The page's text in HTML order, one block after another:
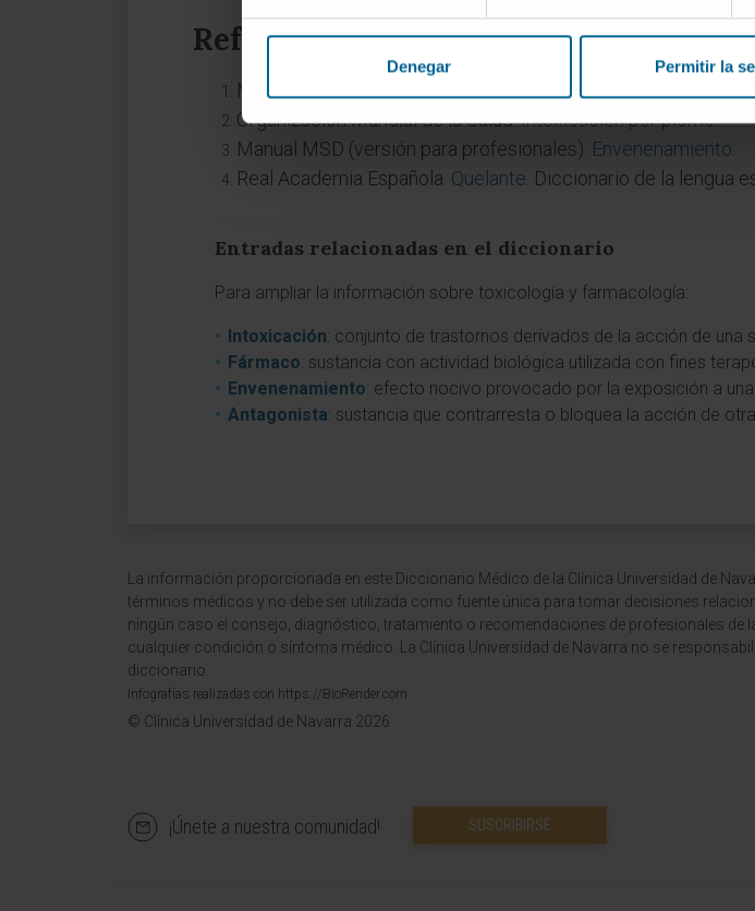
Denegar Permitir la
Referencias
MedlinePlus en español. Intoxicación con plomo
Organización Mundial de la Salud.Intoxicación por plomo.
Manual MSD (versión para profesionales). Envenenamiento
Real Academia Española. Quelante . Diccionario de la lengua
Entradas relacionadas en el diccionario
Para ampliar la información sobre toxicología y farmacología:
Intoxicación: conjunto de trastornos derivados de la acción de una
Fármaco: sustancia con actividad biológica utilizada con fines
Envenenamiento: efecto nocivo provocado por la exposición a
Antagonista: sustancia que contrarresta o bloquea la acción de
La información proporcionada en este Diccionario Médico de la Clínica Universidad de
términos médicos y no debe ser utilizada como fuente única para tomar decisiones
ningún caso el consejo, diagnóstico, tratamiento o recomendaciones de profesionales de
cualquier condición o síntoma médico. La Clínica Universidad de Navarra no se
diccionario.
Infografías realizadas con https://BioRender.com
© Clínica Universidad de Navarra 2026
¡Únete a nuestra comunidad! SUSCRIBIRSE